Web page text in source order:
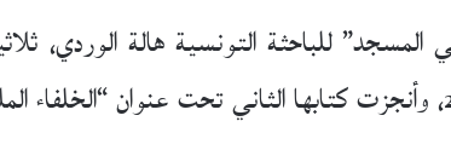
للباحثة التونسية هالة الوردي،